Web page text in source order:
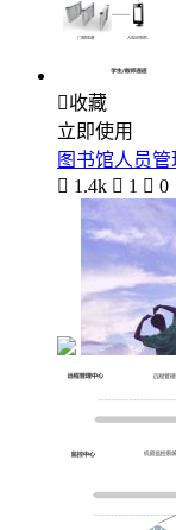
收藏
立即使用
图书馆人员
 1.4k  1  0